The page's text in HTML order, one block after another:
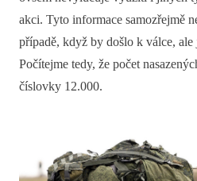
akci. Tyto informace samozřejmě
případě, když by došlo k válce, ale
Počítejme tedy, že počet
číslovky 12.000.